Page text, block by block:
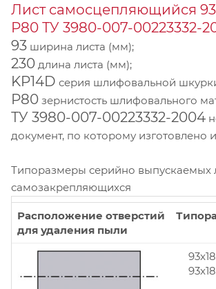
Лист самосцепляющийся
Р80 ТУ 3980-007-00223332-
93 ширина листа (мм);
230 длина листа (мм);
KP14D серия шлифовальной
Р80 зернистость шлифовального
ТУ 3980-007-00223332-2004
документ, по которому изготовлено
Типоразмеры серийно выпускаемых
самозакрепляющихся
Расположение отверстий
для удаления пыли